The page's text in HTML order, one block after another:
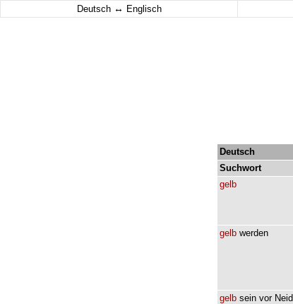
Deutsch ↔ Englisch
Deutsch
Suchwort
gelb
gelb werden
gelb sein vor Neid